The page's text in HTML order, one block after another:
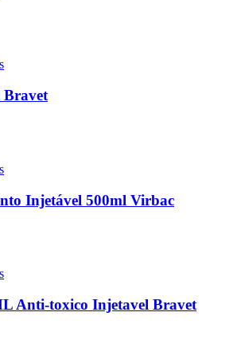
Bravet
Injetável 500ml Virbac
Anti-toxico Injetavel Bravet